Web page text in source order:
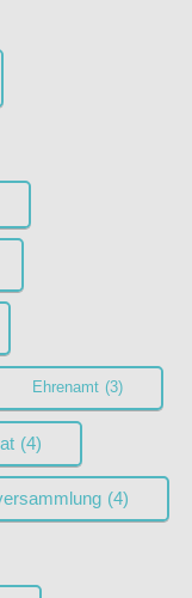
Ehrenamt (3)
(4)
(4)